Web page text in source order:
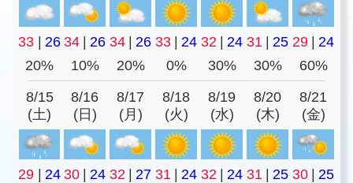
33 | 26 34 | 26 34 | 26 33 | 24 32 | 24 31 | 25 29 | 24
20%
10% 20% 0% 30% 30% 60%
8/15
(土)
8/16
(日)
8/17
(月)
8/18
(火)
8/19
(水)
8/20
(木)
8/21
(金)
29 | 24 30 | 24 32 | 27 31 | 24 32 | 24 31 | 25 30 | 25